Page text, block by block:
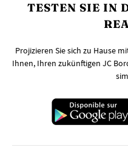
TESTEN SIE IN
Projizieren Sie sich zu Hause
Ihnen, Ihren zukünftigen JC